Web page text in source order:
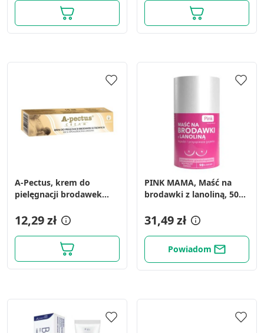
A-Pectus, krem do
pielęgnacji brodawek
12,29 zł
PINK MAMA, Maść na
brodawki z lanoliną, 50
31,49 zł
Powiadom